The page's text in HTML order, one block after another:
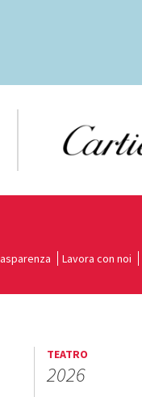
Lavora con noi
TEATRO
2026